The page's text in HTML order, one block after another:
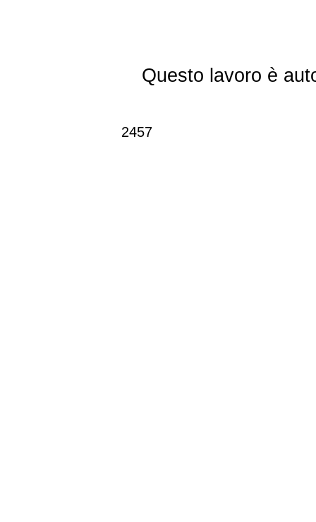
Questo lavoro è
2457